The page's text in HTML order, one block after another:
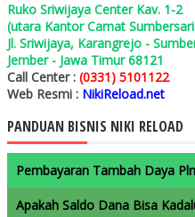
Ruko Sriwijaya Center Kav. 1-2
(utara Kantor Camat
Jl. Sriwijaya, Karangrejo -
Jember - Jawa Timur 68121
Call Center : (0331) 5101122
Web Resmi : NikiReload.net
PANDUAN BISNIS NIKI RELOAD
Pembayaran Tambah Daya
Apakah Saldo Dana Bisa